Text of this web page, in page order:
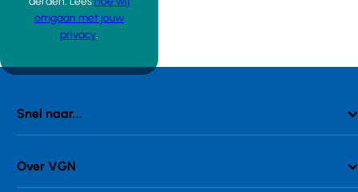
omgaan met jouw
privacy.
Snel naar...
Over VGN